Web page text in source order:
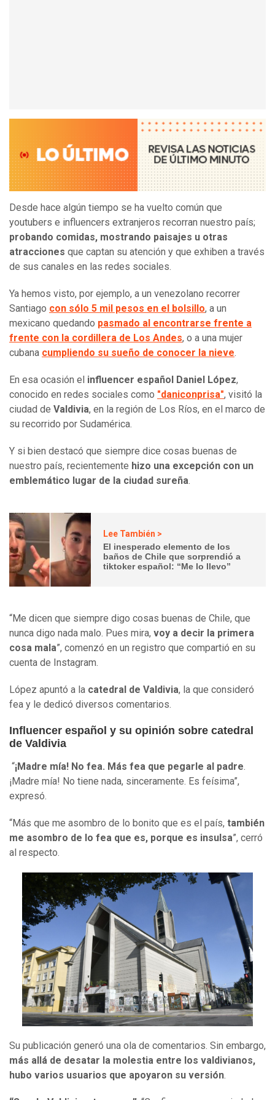
Desde hace algún tiempo se ha vuelto común que
youtubers e influencers extranjeros recorran nuestro país;
probando comidas, mostrando paisajes u otras
atracciones que captan su atención y que exhiben a través
de sus canales en las redes sociales.
Ya hemos visto, por ejemplo, a un venezolano recorrer
Santiago con sólo 5 mil pesos en el bolsillo, a un
mexicano quedando pasmado al encontrarse frente a
frente con la cordillera de Los Andes, o a una mujer
cubana cumpliendo su sueño de conocer la nieve.
En esa ocasión el influencer español Daniel López,
conocido en redes sociales como "daniconprisa", visitó la
ciudad de Valdivia, en la región de Los Ríos, en el marco de
su recorrido por Sudamérica.
Y si bien destacó que siempre dice cosas buenas de
nuestro país, recientemente hizo una excepción con un
emblemático lugar de la ciudad sureña.
Lee También >
El inesperado elemento de los
baños de Chile que sorprendió a
tiktoker español: “Me lo llevo”
“Me dicen que siempre digo cosas buenas de Chile, que
nunca digo nada malo. Pues mira, voy a decir la primera
cosa mala”, comenzó en un registro que compartió en su
cuenta de Instagram.
López apuntó a la catedral de Valdivia, la que consideró
fea y le dedicó diversos comentarios.
Influencer español y su opinión sobre catedral
de Valdivia
“¡Madre mía! No fea. Más fea que pegarle al padre.
¡Madre mía! No tiene nada, sinceramente. Es feísima”,
expresó.
“Más que me asombro de lo bonito que es el país, también
me asombro de lo fea que es, porque es insulsa”, cerró
al respecto.
Su publicación generó una ola de comentarios. Sin embargo,
más allá de desatar la molestia entre los valdivianos,
hubo varios usuarios que apoyaron su versión.